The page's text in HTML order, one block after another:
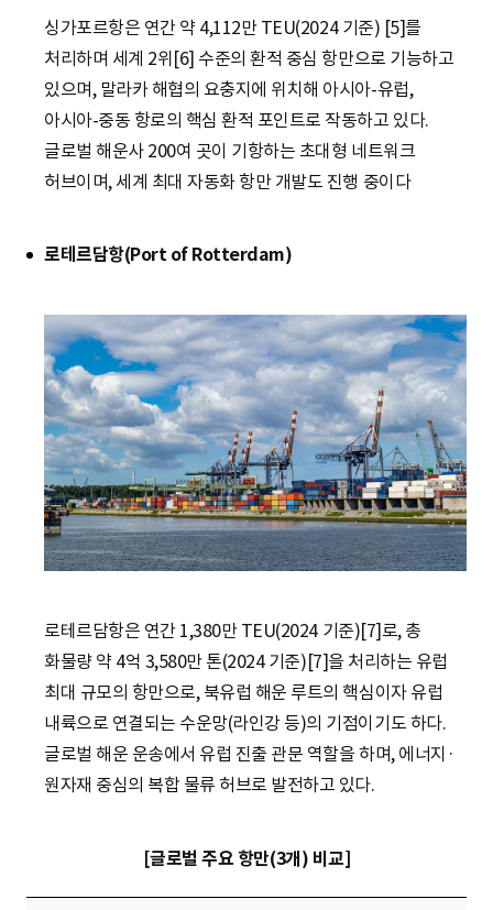
싱가포르항은 연간 약 4,112만 TEU(2024 기준) [5]를
처리하며 세계 2위[6] 수준의 환적 중심 항만으로 기능하고
있으며, 말라카 해협의 요충지에 위치해 아시아-유럽,
아시아-중동 항로의 핵심 환적 포인트로 작동하고 있다.
글로벌 해운사 200여 곳이 기항하는 초대형 네트워크
허브이며, 세계 최대 자동화 항만 개발도 진행 중이다
로테르담항(Port of Rotterdam)
로테르담항은 연간 1,380만 TEU(2024 기준)[7]로, 총
화물량 약 4억 3,580만 톤(2024 기준)[7]을 처리하는 유럽
최대 규모의 항만으로, 북유럽 해운 루트의 핵심이자 유럽
내륙으로 연결되는 수운망(라인강 등)의 기점이기도 하다.
글로벌 해운 운송에서 유럽 진출 관문 역할을 하며, 에너지·
원자재 중심의 복합 물류 허브로 발전하고 있다.
[글로벌 주요 항만(3개) 비교]